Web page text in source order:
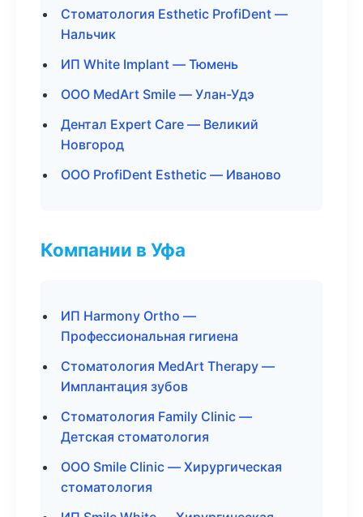
Стоматология Esthetic ProfiDent —
Нальчик
ИП White Implant — Тюмень
ООО MedArt Smile — Улан-Удэ
Дентал Expert Care — Великий
Новгород
ООО ProfiDent Esthetic — Иваново
Компании в Уфа
ИП Harmony Ortho —
Профессиональная гигиена
Стоматология MedArt Therapy —
Имплантация зубов
Стоматология Family Clinic —
Детская стоматология
ООО Smile Clinic — Хирургическая
стоматология